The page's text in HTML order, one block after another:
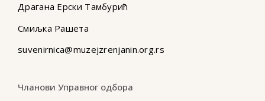
Драгана Ерски Тамбурић
Смиљка Рашета
suvenirnica@muzejzrenjanin.org.rs
Чланови Управног одбора